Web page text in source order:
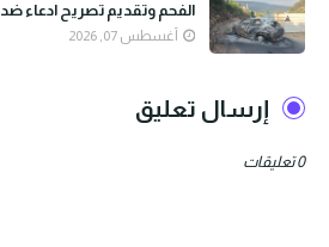
الفحم وتقديم تصريح ادعاء ضد 3 مشتبهين أحدهم قاصر
أغسطس 07, 2026
إرسال تعليق
0 تعليقات